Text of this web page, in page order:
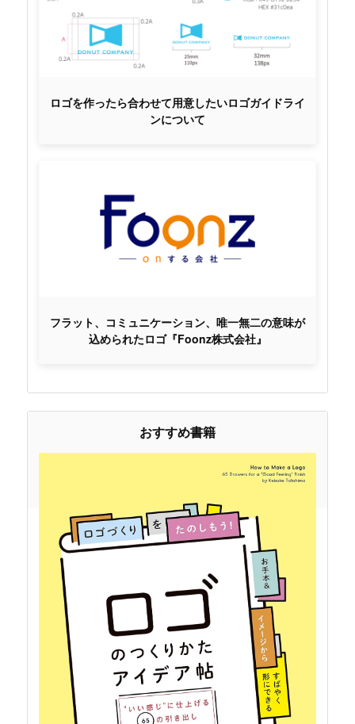
ロゴを作ったら合わせて用意したいロゴガイドライ
ンについて
フラット、コミュニケーション、唯一無二の意味が
込められたロゴ『Foonz株式会社』
おすすめ書籍